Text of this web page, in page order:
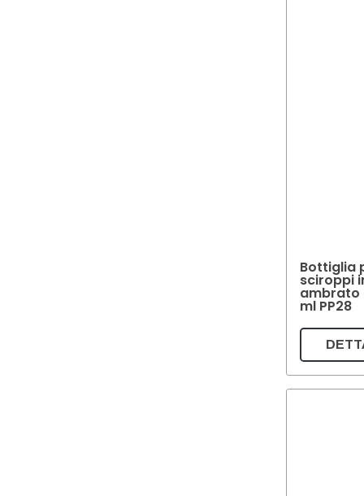
Bottiglia
sciroppi
ambrato
ml PP28